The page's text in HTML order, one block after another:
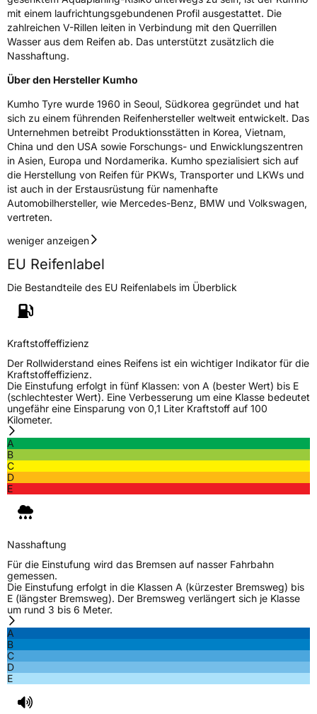
EPREL ID447267
Allgemeine Produktsicherheit (GPSR)
Herstellerkontakt
D-63067 Offenbach Germany, kumhotire.de,
mit einem laufrichtungsgebundenen Profil ausgestattet. Die
zahlreichen V-Rillen leiten in Verbindung mit den Querrillen
Wasser aus dem Reifen ab. Das unterstützt zusätzlich die
Nasshaftung.
Über den Hersteller Kumho
Kumho Tyre wurde 1960 in Seoul, Südkorea gegründet und hat
sich zu einem führenden Reifenhersteller weltweit entwickelt. Das
Unternehmen betreibt Produktionsstätten in Korea, Vietnam,
China und den USA sowie Forschungs- und Enwicklungszentren
in Asien, Europa und Nordamerika. Kumho spezialisiert sich auf
die Herstellung von Reifen für PKWs, Transporter und LKWs und
ist auch in der Erstausrüstung für namenhafte
Automobilhersteller, wie Mercedes-Benz, BMW und Volkswagen,
vertreten.
weniger anzeigen
EU Reifenlabel
Die Bestandteile des EU Reifenlabels im Überblick
Kraftstoffeffizienz
Der Rollwiderstand eines Reifens ist ein wichtiger Indikator für die
Kraftstoffeffizienz.
Die Einstufung erfolgt in fünf Klassen: von A (bester Wert) bis E
(schlechtester Wert). Eine Verbesserung um eine Klasse bedeutet
ungefähr eine Einsparung von 0,1 Liter Kraftstoff auf 100
Kilometer.
A
B
C
D
E
Nasshaftung
Für die Einstufung wird das Bremsen auf nasser Fahrbahn
gemessen.
Die Einstufung erfolgt in die Klassen A (kürzester Bremsweg) bis
E (längster Bremsweg). Der Bremsweg verlängert sich je Klasse
um rund 3 bis 6 Meter.
A
B
C
D
E